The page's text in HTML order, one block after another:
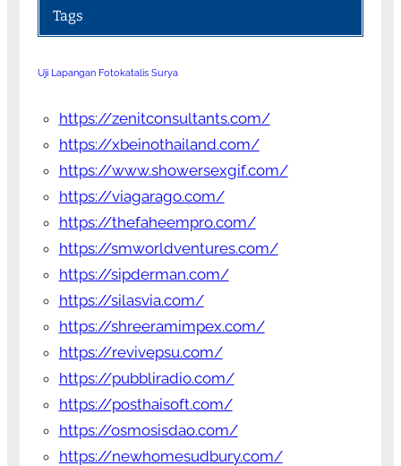
Tags
Uji Lapangan Fotokatalis Surya
https://zenitconsultants.com/
https://xbeinothailand.com/
https://www.showersexgif.com/
https://viagarago.com/
https://thefaheempro.com/
https://smworldventures.com/
https://sipderman.com/
https://silasvia.com/
https://shreeramimpex.com/
https://revivepsu.com/
https://pubbliradio.com/
https://posthaisoft.com/
https://osmosisdao.com/
https://newhomesudbury.com/